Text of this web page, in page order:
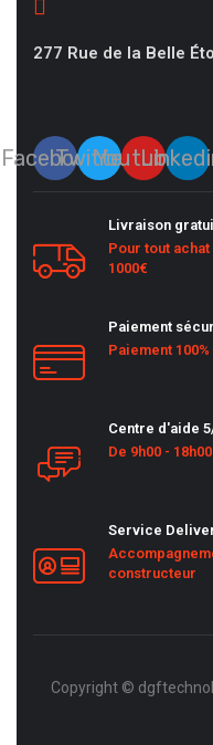
277 Rue de la Belle
Facebook
TwitterYoutube
Livraison
Pour tout
1000€
Paiement
Paiement
Centre d'aide
De 9h00 - 18h00
Service
constructeur
Copyright ©